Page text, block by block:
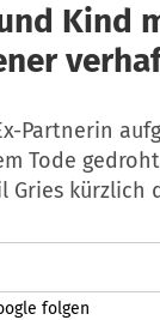
Kind
Partnerin
Tode
kürzlich
folgen